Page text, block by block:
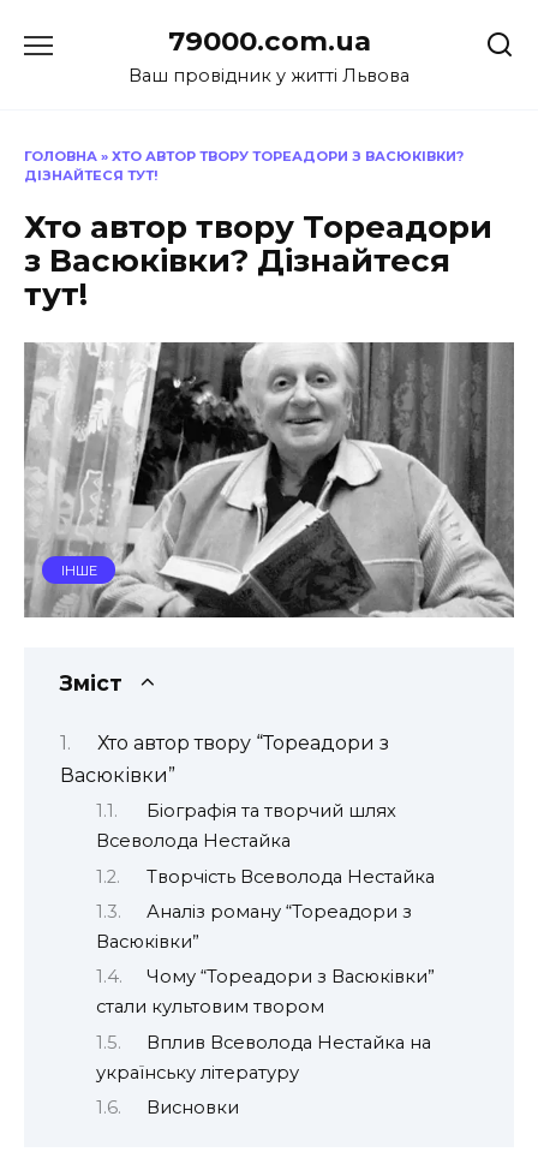
до
79000.com.ua
Ваш провідник у житті Львова
ГОЛОВНА » ХТО АВТОР ТВОРУ ТОРЕАДОРИ З ВАСЮКІВКИ?
ДІЗНАЙТЕСЯ ТУТ!
Хто автор твору Тореадори
з Васюківки? Дізнайтеся
тут!
ІНШЕ
Зміст
Хто автор твору “Тореадори з
Васюківки”
Біографія та творчий шлях
Всеволода Нестайка
Творчість Всеволода Нестайка
Аналіз роману “Тореадори з
Васюківки”
Чому “Тореадори з Васюківки”
стали культовим твором
Вплив Всеволода Нестайка на
українську літературу
Висновки